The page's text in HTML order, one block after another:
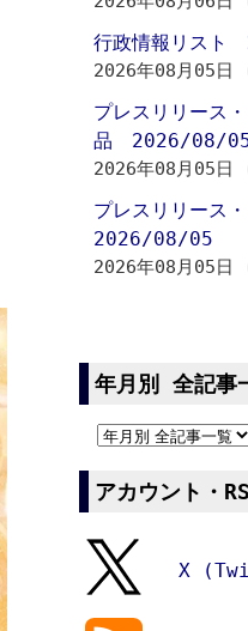
行政情報リス
2026年08月05日
プレスリリース
品 2026/08/
2026年08月05日
プレスリリース
2026/08/05
2026年08月05日
年月別 全記事
アカウント・
X